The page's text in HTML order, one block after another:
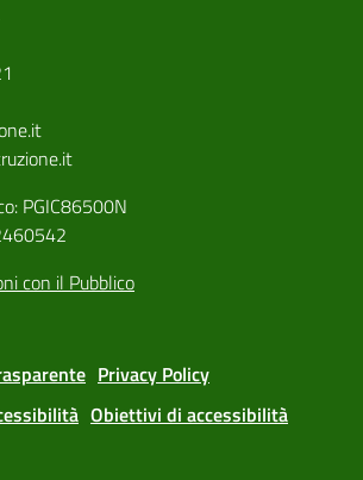
PGIC86500N
con il Pubblico
Privacy Policy
Obiettivi di accessibilità